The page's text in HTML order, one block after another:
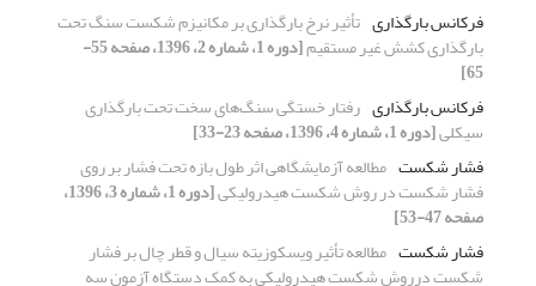
فرکانس بارگذاری تأثیر نرخ بارگذاری بر مکانیزم شکست سنگ تحت
بارگذاری کشش غیر مستقیم [دوره 1، شماره 2، 1396، صفحه 55-
65]
فرکانس بارگذاری رفتار خستگی سنگ‌های سخت تحت بارگذاری
سیکلی[دوره 1، شماره 4، 1396، صفحه 23-33]
فشار شکست مطالعه آزمایشگاهی اثر طول بازه تحت فشار بر روی
فشار شکست در روش شکست هیدرولیکی [دوره 1، شماره 3، 1396،
صفحه 47-53]
فشار شکست مطالعه تأثیر ویسکوزیته سیال و قطر چال بر فشار
شکست درروش شکست هیدرولیکی به کمک دستگاه آزمون سه